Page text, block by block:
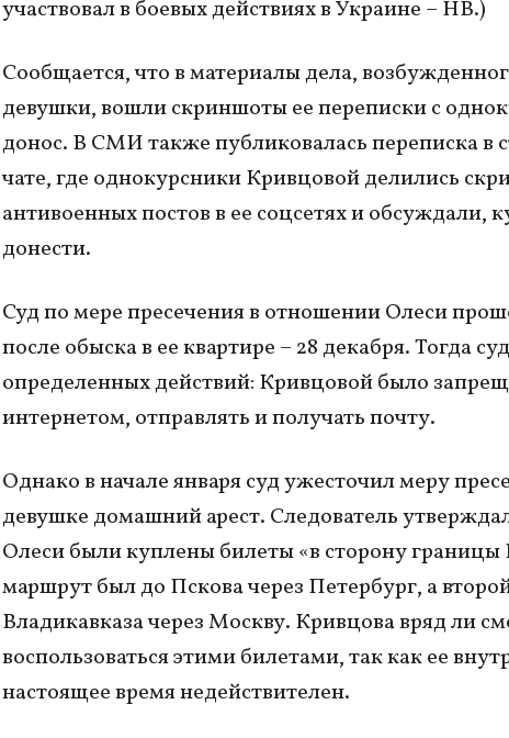
участвовал в боевых действиях в Украине – НВ.)
Сообщается, что в материалы дела,
девушки, вошли скриншоты ее переписки с
донос. В СМИ также публиковалась переписка в
чате, где однокурсники Кривцовой делились
антивоенных постов в ее соцсетях и обсуждали,
донести.
Суд по мере пресечения в отношении Олеси
после обыска в ее квартире – 28 декабря. Тогда
определенных действий: Кривцовой было
интернетом, отправлять и получать почту.
Однако в начале января суд ужесточил меру
девушке домашний арест. Следователь
Олеси были куплены билеты «в сторону
маршрут был до Пскова через Петербург, а
Владикавказа через Москву. Кривцова вряд ли
воспользоваться этими билетами, так как ее
настоящее время недействителен.